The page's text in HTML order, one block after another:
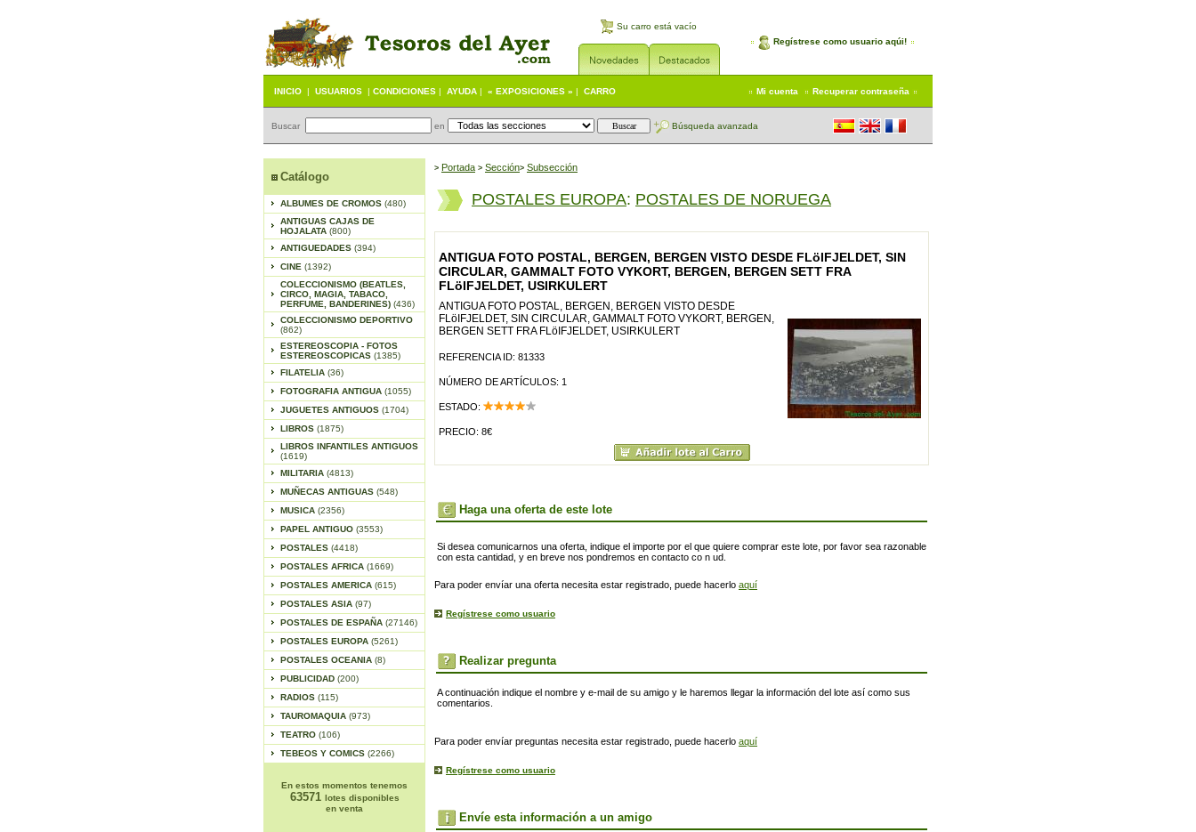
Su carro está vacío
Regístrese como usuario aqúi!
INICIO | USUARIOS | CONDICIONES | AYUDA | « EXPOSICIONES » | CARRO Mi cuenta Recuperar contraseña
Buscar en Búsqueda avanzada
Catálogo
ALBUMES DE CROMOS (480)
ANTIGUAS CAJAS DE
HOJALATA (800)
ANTIGUEDADES (394)
CINE (1392)
COLECCIONISMO (BEATLES,
CIRCO, MAGIA, TABACO,
PERFUME, BANDERINES) (436)
COLECCIONISMO DEPORTIVO
(862)
ESTEREOSCOPIA - FOTOS
ESTEREOSCOPICAS (1385)
FILATELIA (36)
FOTOGRAFIA ANTIGUA (1055)
JUGUETES ANTIGUOS (1704)
LIBROS (1875)
LIBROS INFANTILES ANTIGUOS
(1619)
MILITARIA (4813)
MUÑECAS ANTIGUAS (548)
MUSICA (2356)
PAPEL ANTIGUO (3553)
POSTALES (4418)
POSTALES AFRICA (1669)
POSTALES AMERICA (615)
POSTALES ASIA (97)
POSTALES DE ESPAÑA (27146)
POSTALES EUROPA (5261)
POSTALES OCEANIA (8)
PUBLICIDAD (200)
RADIOS (115)
TAUROMAQUIA (973)
TEATRO (106)
TEBEOS Y COMICS (2266)
En estos momentos tenemos
63571 lotes disponibles
en venta
> Portada > Sección> Subsección
POSTALES EUROPA: POSTALES DE NORUEGA
ANTIGUA FOTO POSTAL, BERGEN, BERGEN VISTO DESDE FLöIFJELDET, SIN
CIRCULAR, GAMMALT FOTO VYKORT, BERGEN, BERGEN SETT FRA
FLöIFJELDET, USIRKULERT
ANTIGUA FOTO POSTAL, BERGEN, BERGEN VISTO DESDE
FLöIFJELDET, SIN CIRCULAR, GAMMALT FOTO VYKORT, BERGEN,
BERGEN SETT FRA FLöIFJELDET, USIRKULERT
REFERENCIA ID: 81333
NÚMERO DE ARTÍCULOS: 1
ESTADO:
PRECIO: 8€
Haga una oferta de este lote
Si desea comunicarnos una oferta, indique el importe por el que quiere comprar este lote, por favor sea razonable
con esta cantidad, y en breve nos pondremos en contacto co n ud.
Para poder envíar una oferta necesita estar registrado, puede hacerlo aquí
Regístrese como usuario
Realizar pregunta
A continuación indique el nombre y e-mail de su amigo y le haremos llegar la información del lote así como sus
comentarios.
Para poder envíar preguntas necesita estar registrado, puede hacerlo aquí
Regístrese como usuario
Envíe esta información a un amigo